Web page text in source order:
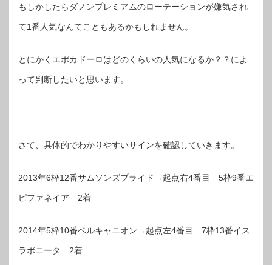
もしかしたらダノンプレミアムのローテーションが嫌気され
て1番人気なんてこともあるかもしれません。
とにかくエポカドーロはどのくらいの人気になるか？？によ
って判断したいと思います。
さて、具体的でわかりやすいサインを確認していきます。
2013年6枠12番サムソンズプライド→起点右4番目 5枠9番エ
ピファネイア 2着
2014年5枠10番ベルキャニオン→起点左4番目 7枠13番イス
ラボニータ 2着